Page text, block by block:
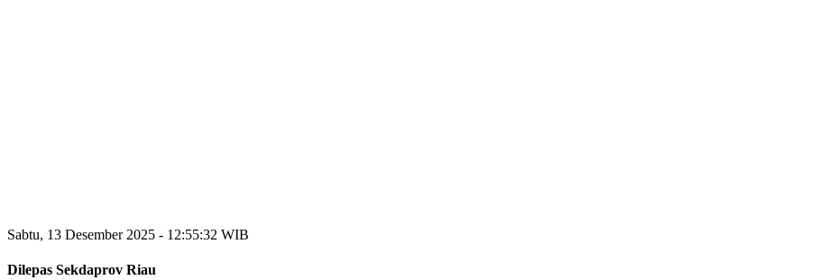
Sabtu, 13 Desember 2025 - 12:55:32 WIB
Dilepas Sekdaprov Riau